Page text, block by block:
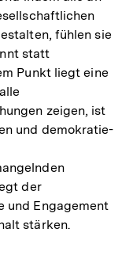
fühlen sie
statt
Punkt liegt eine
zeigen, ist
und demokratie-
der
und Engagement
stärken.